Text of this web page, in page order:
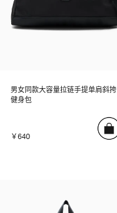
男女同款大容量拉链手提单肩斜挎
健身包
￥640